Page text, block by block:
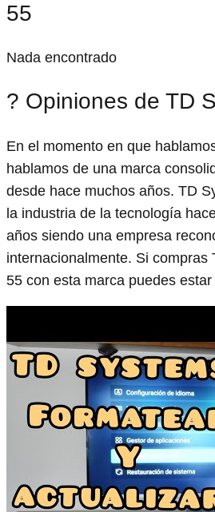
55
Nada encontrado
? Opiniones de TD
En el momento en que
hablamos de una marca
desde hace muchos años. TD
la industria de la tecnología
años siendo una empresa
internacionalmente. Si compras
55 con esta marca puedes